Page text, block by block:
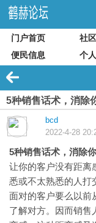
门户首页 社
便民信息
个
5种销售话术，消除
bcd
2022-4-28
5种销售话术，消除
让你的客户没有距离
悉或不太熟悉的人打
面对的客户要么以前
了解对方。因而销售